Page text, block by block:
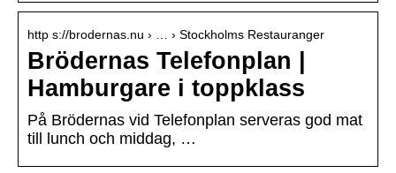
http s://brodernas.nu › … › Stockholms Restauranger
Brödernas Telefonplan |
Hamburgare i toppklass
På Brödernas vid Telefonplan serveras god mat
till lunch och middag, …